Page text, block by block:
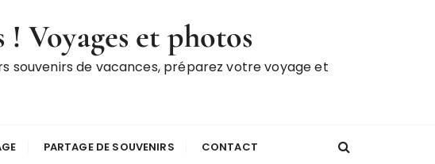
Voyages et photos
souvenirs de vacances, préparez votre voyage et
PARTAGE DE SOUVENIRS CONTACT